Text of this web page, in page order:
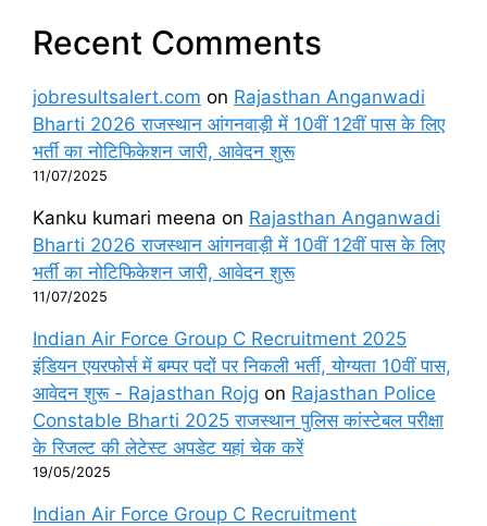
Recent Comments
jobresultsalert.com on Rajasthan Anganwadi
Bharti 2026 राजस्थान आंगनवाड़ी में 10वीं 12वीं पास के लिए
भर्ती का नोटिफिकेशन जारी, आवेदन शुरू
11/07/2025
Kanku kumari meena on Rajasthan Anganwadi
Bharti 2026 राजस्थान आंगनवाड़ी में 10वीं 12वीं पास के लिए
भर्ती का नोटिफिकेशन जारी, आवेदन शुरू
11/07/2025
Indian Air Force Group C Recruitment 2025
इंडियन एयरफोर्स में बम्पर पदों पर निकली भर्ती, योग्यता 10वीं पास,
आवेदन शुरू - Rajasthan Rojg on Rajasthan Police
Constable Bharti 2025 राजस्थान पुलिस कांस्टेबल परीक्षा
के रिजल्ट की लेटेस्ट अपडेट यहां चेक करें
19/05/2025
Indian Air Force Group C Recruitment